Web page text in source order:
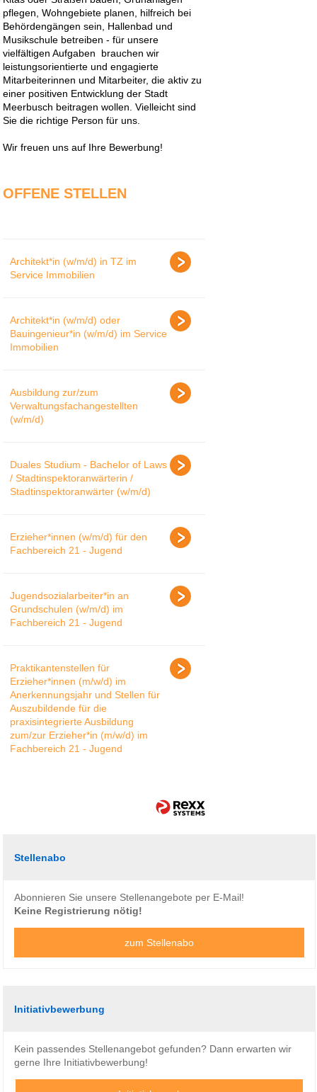
pflegen, Wohngebiete planen, hilfreich bei
Behördengängen sein, Hallenbad und
Musikschule betreiben - für unsere
vielfältigen Aufgaben brauchen wir
leistungsorientierte und engagierte
Mitarbeiterinnen und Mitarbeiter, die aktiv zu
einer positiven Entwicklung der Stadt
Meerbusch beitragen wollen. Vielleicht sind
Sie die richtige Person für uns.
Wir freuen uns auf Ihre Bewerbung!
OFFENE STELLEN
Architekt*in (w/m/d) in TZ im
Service Immobilien
Architekt*in (w/m/d) oder
Bauingenieur*in (w/m/d) im Service
Immobilien
Ausbildung zur/zum
Verwaltungsfachangestellten
(w/m/d)
Duales Studium - Bachelor of Laws
/ Stadtinspektoranwärterin /
Stadtinspektoranwärter (w/m/d)
Erzieher*innen (w/m/d) für den
Fachbereich 21 - Jugend
Jugendsozialarbeiter*in an
Grundschulen (w/m/d) im
Fachbereich 21 - Jugend
Praktikantenstellen für
Erzieher*innen (m/w/d) im
Anerkennungsjahr und Stellen für
Auszubildende für die
praxisintegrierte Ausbildung
zum/zur Erzieher*in (m/w/d) im
Fachbereich 21 - Jugend
Stellenabo
Abonnieren Sie unsere Stellenangebote per E-Mail!
Keine Registrierung nötig!
zum Stellenabo
Initiativbewerbung
Kein passendes Stellenangebot gefunden? Dann erwarten wir
gerne Ihre Initiativbewerbung!